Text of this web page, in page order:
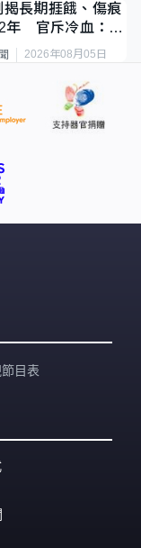
長期捱餓、傷痕
年 官斥冷血：同
2026年08月05日
目表